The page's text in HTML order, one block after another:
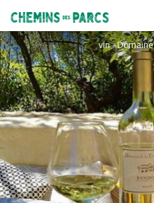
Chemins des Parcs
vin -